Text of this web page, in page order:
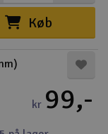
Køb
kr 99,-